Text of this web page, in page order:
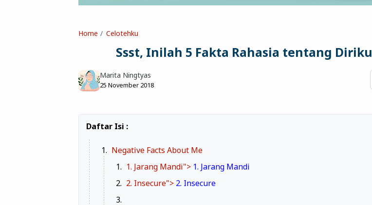
Home Celotehku
Ssst, Inilah 5 Fakta Rahasia tentang Diriku
Marita Ningtyas
25 November 2018
Negative Facts About Me
1. Jarang Mandi"> 1. Jarang Mandi
2. Insecure"> 2. Insecure